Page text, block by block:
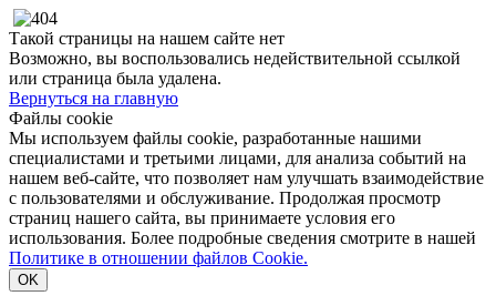
Такой страницы на нашем сайте нет
Возможно, вы воспользовались недействительной ссылкой
или страница была удалена.
Вернуться на главную
Файлы cookie
Мы используем файлы cookie, разработанные нашими
специалистами и третьими лицами, для анализа событий на
нашем веб-сайте, что позволяет нам улучшать взаимодействие
с пользователями и обслуживание. Продолжая просмотр
страниц нашего сайта, вы принимаете условия его
использования. Более подробные сведения смотрите в нашей
Политике в отношении файлов Cookie.
OK